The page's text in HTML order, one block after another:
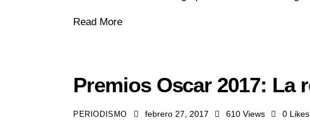
Read More
Premios Oscar 2017: La
PERIODISMO febrero 27, 2017 610 Views 0 Likes